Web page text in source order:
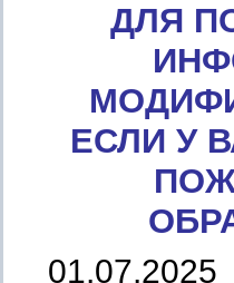
ДЛЯ
ЕСЛИ У
01.07.2025